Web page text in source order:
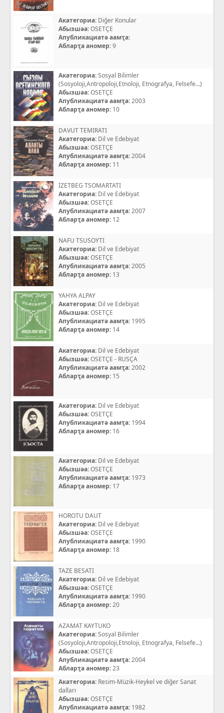
Акатегориа: Diğer Konular
Абызшәа:OSETÇE
Апубликациатә аамҭа:
Абларҭа аномер:9
Акатегориа:Sosyal Bilimler
(Sosyoloji,Antropoloji,Etnoloji, Etnografya, Felsefe...)
Абызшәа:OSETÇE
Апубликациатә аамҭа:2003
Абларҭа аномер: 10
DAVUT TEMIRATI
Акатегориа: Dil ve Edebiyat
Абызшәа:OSETÇE
Апубликациатә аамҭа:2004
Абларҭа аномер: 11
İZETBEG TSOMARTATI
Акатегориа: Dil ve Edebiyat
Абызшәа:OSETÇE
Апубликациатә аамҭа:2007
Абларҭа аномер: 12
NAFU TSUSOYTI
Акатегориа: Dil ve Edebiyat
Абызшәа:OSETÇE
Апубликациатә аамҭа:2005
Абларҭа аномер: 13
YAHYA ALPAY
Акатегориа: Dil ve Edebiyat
Абызшәа:OSETÇE
Апубликациатә аамҭа: 1995
Абларҭа аномер: 14
Акатегориа: Dil ve Edebiyat
Абызшәа:OSETÇE - RUSÇA
Апубликациатә аамҭа:2002
Абларҭа аномер: 15
Акатегориа: Dil ve Edebiyat
Абызшәа:OSETÇE
Апубликациатә аамҭа: 1994
Абларҭа аномер: 16
Акатегориа: Dil ve Edebiyat
Абызшәа:OSETÇE
Апубликациатә аамҭа: 1973
Абларҭа аномер: 17
HOROTU DAUT
Акатегориа: Dil ve Edebiyat
Абызшәа:OSETÇE
Апубликациатә аамҭа: 1990
Абларҭа аномер: 18
TAZE BESATI
Акатегориа: Dil ve Edebiyat
Абызшәа:OSETÇE
Апубликациатә аамҭа: 1990
Абларҭа аномер:20
AZAMAT KAYTUKO
Акатегориа:Sosyal Bilimler
(Sosyoloji,Antropoloji,Etnoloji, Etnografya, Felsefe...)
Абызшәа:OSETÇE
Апубликациатә аамҭа:2004
Абларҭа аномер:23
Акатегориа: Resim-Müzik-Heykel ve diğer Sanat
dalları
Абызшәа:OSETÇE
Апубликациатә аамҭа: 1982